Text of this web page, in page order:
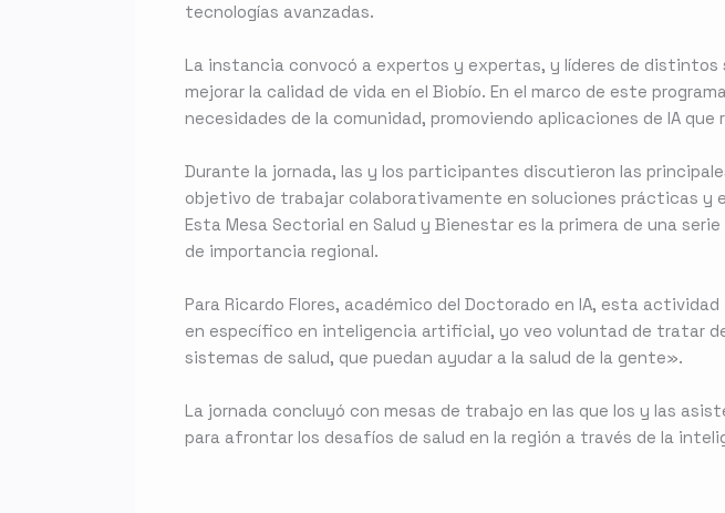
tecnologías avanzadas.
La instancia convocó a expertos y expertas, y líderes de
mejorar la calidad de vida en el Biobío. En el marco de este
necesidades de la comunidad, promoviendo aplicaciones de IA
Durante la jornada, las y los participantes discutieron las
objetivo de trabajar colaborativamente en soluciones prácticas y
Esta Mesa Sectorial en Salud y Bienestar es la primera de una
de importancia regional.
Para Ricardo Flores, académico del Doctorado en IA, esta
en específico en inteligencia artificial, yo veo voluntad de tratar
sistemas de salud, que puedan ayudar a la salud de la gente».
La jornada concluyó con mesas de trabajo en las que los y las
para afrontar los desafíos de salud en la región a través de la